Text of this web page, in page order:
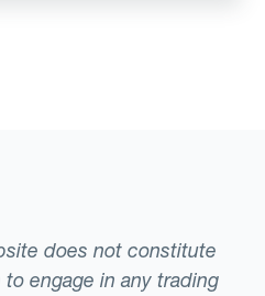
does not constitute
engage in any trading